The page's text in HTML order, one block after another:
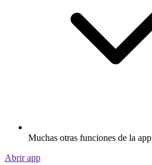
Muchas otras funciones de la app
Abrir app